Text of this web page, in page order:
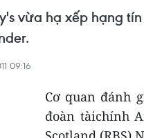
vừa hạ xếp hạng
09:16
Cơ quan đánh
đoàn tàichính